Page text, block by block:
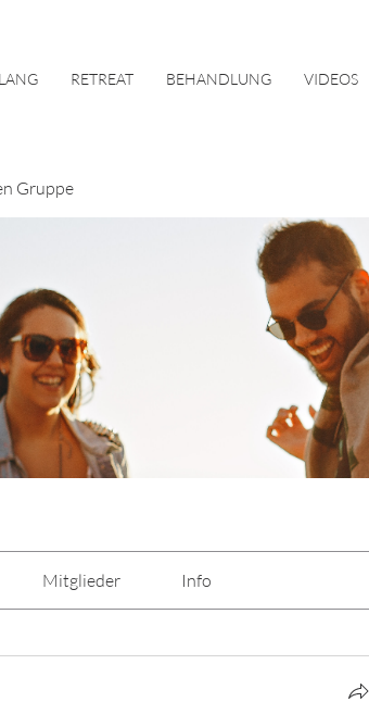
RETREAT BEHANDLUNG VIDEOS
Gruppe
Mitglieder Info